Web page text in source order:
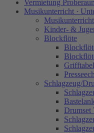
Vermietung
Musikunterricht ·
Kinder- &
Blockflöte
Schlagzeug/
Drumset